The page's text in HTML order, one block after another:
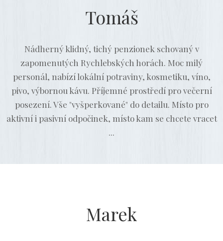
Tomáš
Nádherný klidný, tichý penzionek schovaný v
zapomenutých Rychlebských horách. Moc milý
personál, nabízí lokální potraviny, kosmetiku, víno,
pivo, výbornou kávu. Příjemné prostředí pro večerní
posezení. Vše "vyšperkované" do detailu. Místo pro
aktivní i pasivní odpočinek, místo kam se chcete vracet
...
Marek